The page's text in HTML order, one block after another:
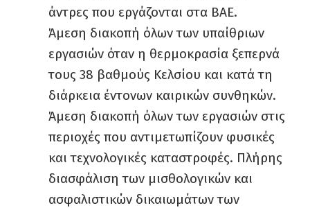
άντρες που εργάζονται στα ΒΑΕ.
Άμεση διακοπή όλων των υπαίθριων
εργασιών όταν η θερμοκρασία ξεπερνά
τους 38 βαθμούς Κελσίου και κατά τη
διάρκεια έντονων καιρικών συνθηκών.
Άμεση διακοπή όλων των εργασιών στις
περιοχές που αντιμετωπίζουν φυσικές
και τεχνολογικές καταστροφές. Πλήρης
διασφάλιση των μισθολογικών και
ασφαλιστικών δικαιωμάτων των